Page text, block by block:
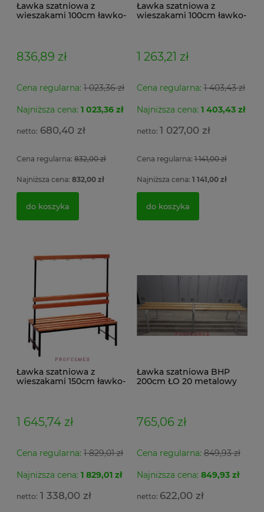
Ławka szatniowa z
wieszakami 100cm ławko-
836,89 zł
Cena regularna: 1 023,36 zł
Najniższa cena: 1 023,36 zł
680,40 zł
Cena regularna: 832,00 zł
Najniższa cena: 832,00 zł
do koszyka
Ławka szatniowa z
wieszakami 100cm ławko-
1 263,21 zł
Cena regularna:1 403,43 zł
Najniższa cena: 1 403,43 zł
1 027,00 zł
Cena regularna:1 141,00 zł
Najniższa cena: 1 141,00 zł
do koszyka
Ławka szatniowa z
wieszakami 150cm ławko-
1 645,74 zł
Cena regularna: 1 829,01 zł
Najniższa cena: 1 829,01 zł
1 338,00 zł
Ławka szatniowa BHP
200cm ŁO 20 metalowy
765,06 zł
Cena regularna:849,93 zł
Najniższa cena: 849,93 zł
622,00 zł
Szafa metalowa MSWV 110/5-35 Malow do
5 gniazdek 104x100x50cm
4 056,54 zł
3 298,00 zł